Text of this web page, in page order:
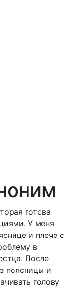
готова
У меня
и плече с
в
После
поясницы и
голову